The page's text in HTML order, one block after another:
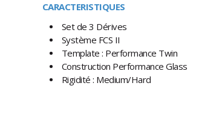
CARACTERISTIQUES
Set de 3 Dérives
Système FCS II
Template : Performance Twin
Construction Performance Glass
Rigidité : Medium/Hard